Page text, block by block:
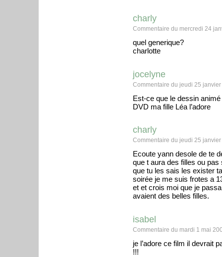
charly
Commentaire du mercredi 24
quel generique?
charlotte
jocelyne
Commentaire du jeudi 25
Est-ce que le dessin
DVD ma fille Léa l’adore
charly
Commentaire du jeudi 25
Ecoute yann desole de te
que t aura des filles ou
que tu les sais les exister
soirée je me suis frotes a
et et crois moi que je
avaient des belles filles.
isabel
Commentaire du mardi 1 mai
je l’adore ce film il devrait
!!!